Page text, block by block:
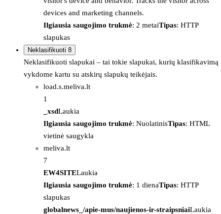
devices and marketing channels.
Ilgiausia saugojimo trukmė: 2 metaiTipas: HTTP
slapukas
Neklasifikuoti 8
Neklasifikuoti slapukai – tai tokie slapukai, kurių klasifikavimą
vykdome kartu su atskirų slapukų teikėjais.
load.s.meliva.lt
1
_xsdLaukia
Ilgiausia saugojimo trukmė: NuolatinisTipas: HTML
vietinė saugykla
meliva.lt
7
EW4SITELaukia
Ilgiausia saugojimo trukmė: 1 dienaTipas: HTTP
slapukas
globalnews_/apie-mus/naujienos-ir-straipsniaiLaukia